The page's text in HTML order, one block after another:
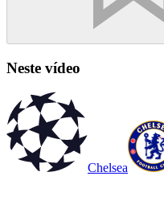
Neste vídeo
Chelsea